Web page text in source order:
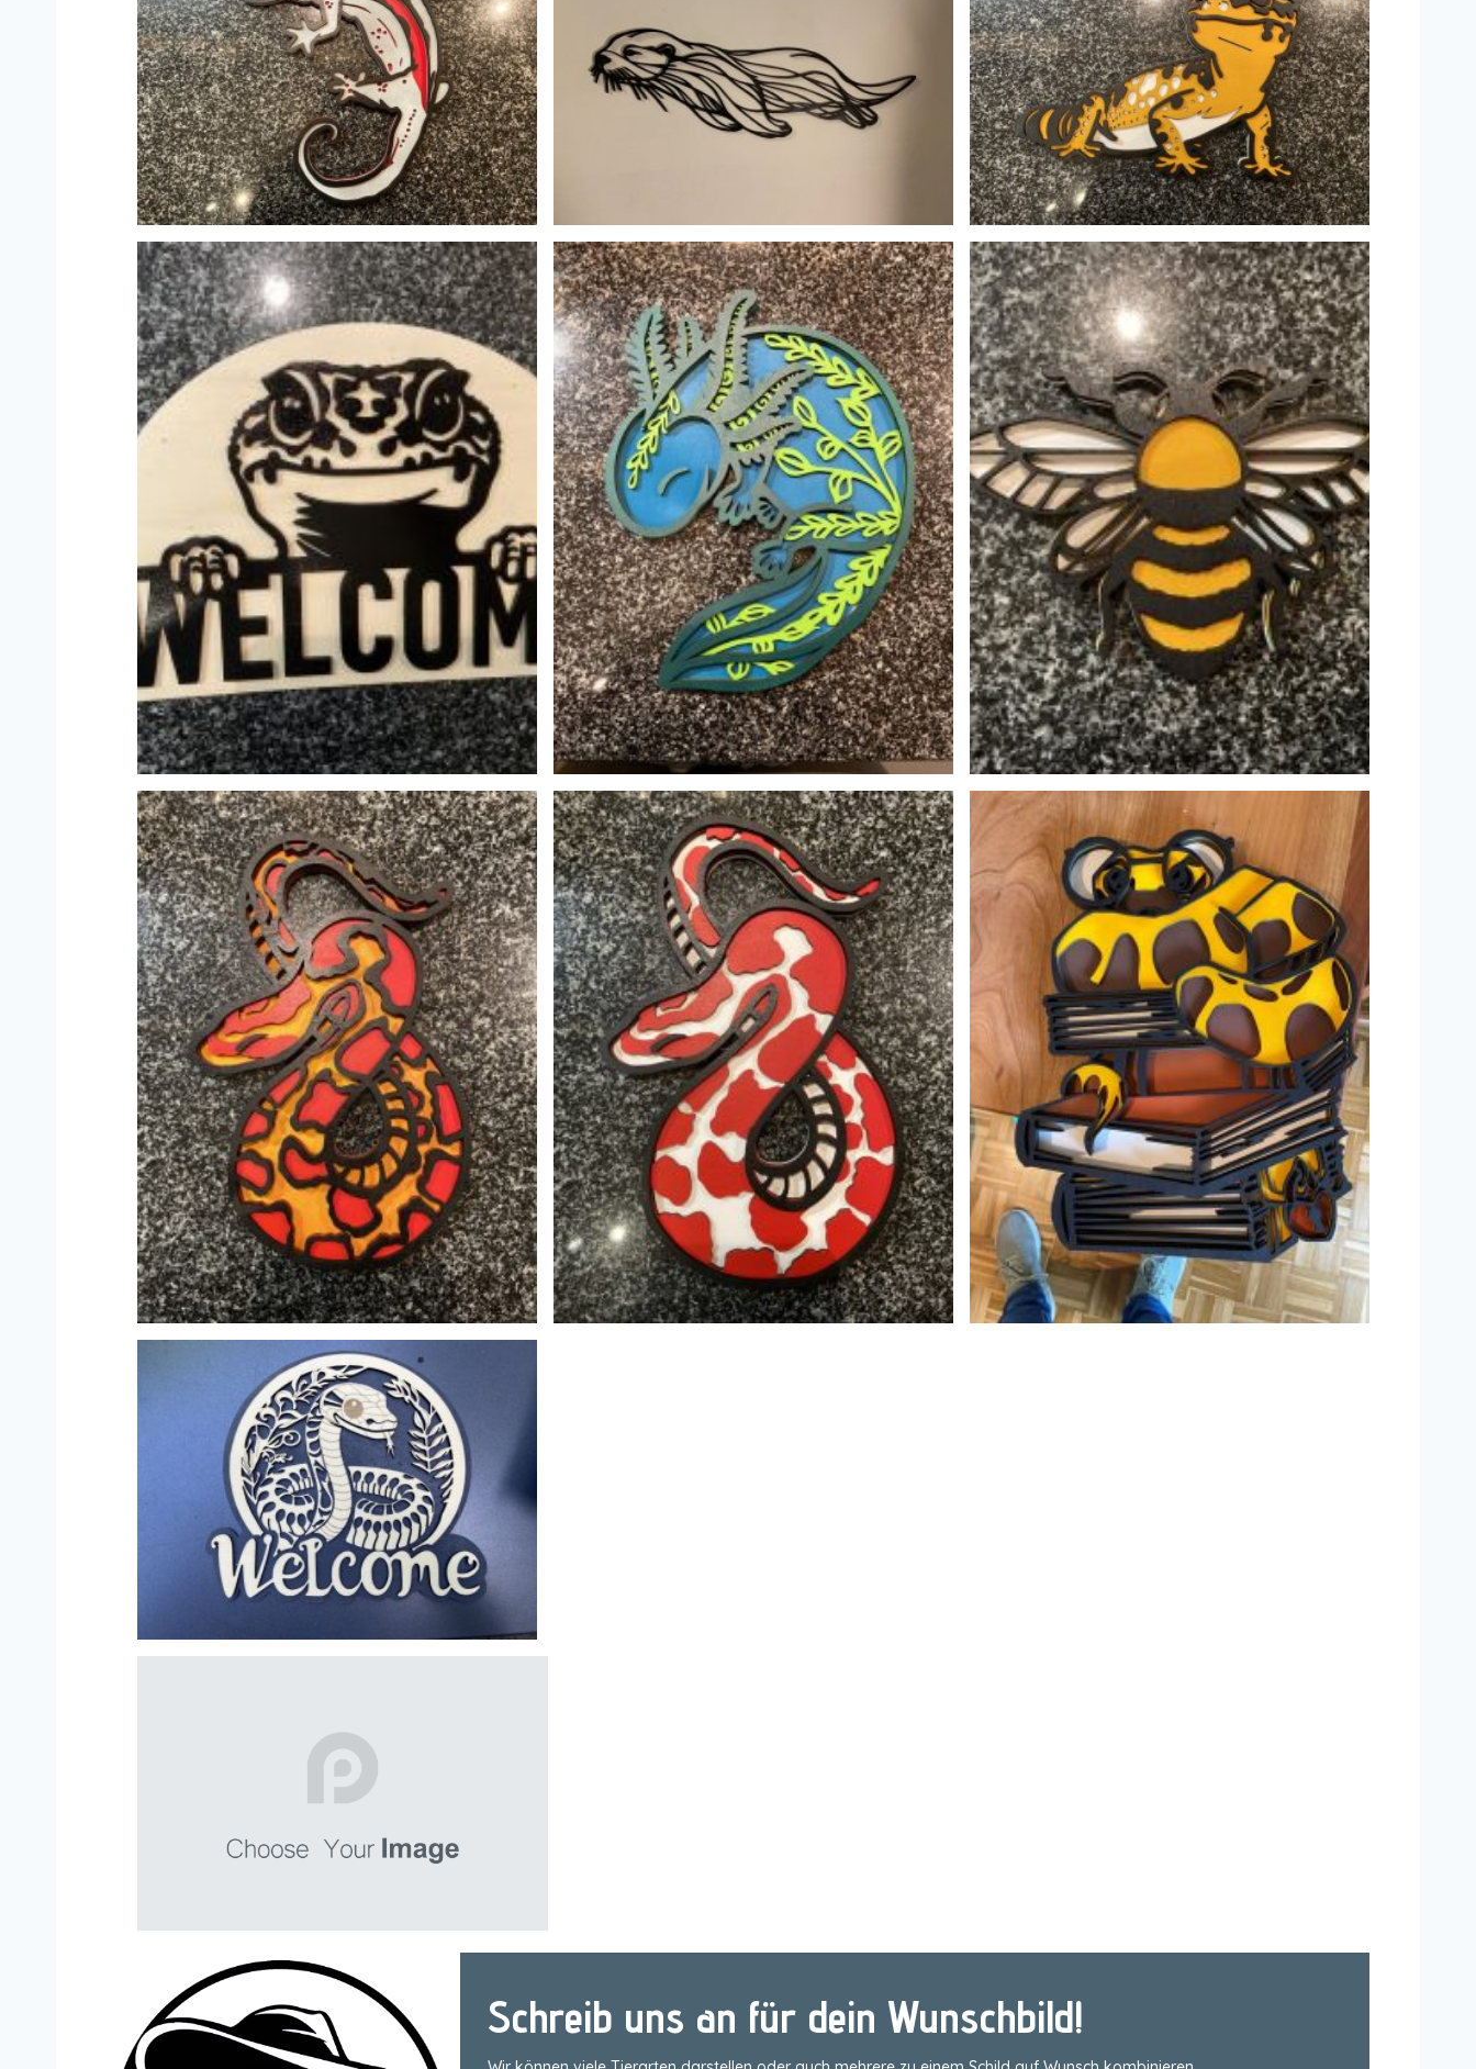
Schreib uns an für dein Wunschbild!